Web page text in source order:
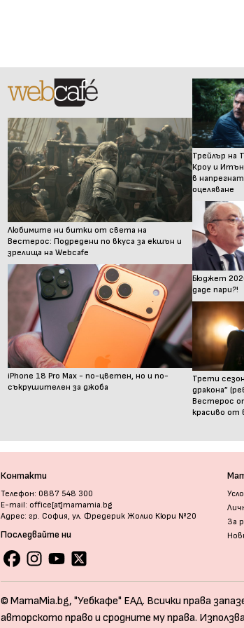
Любимите ни битки от света на
Вестерос: Подредени по вкуса за екшън и
зрелища на Webcafe
iPhone 18 Pro Max - по-цветен, но и по-
съкрушителен за джоба
Трейлър на
Кроу и
в
оцеляване
Бюджет
даде пари?!
Трети
дракона”
Вестерос
красиво от
Контакти
Телефон: 0887 548 300
E-mail: office[at]mamamia.bg
Адрес: гр. София, ул. Фредерик Жолио Кюри №20
Последвайте ни
За
© MamaMia.bg, "Уебкафе" ЕАД. Всички права
авторското право и сродните му права.